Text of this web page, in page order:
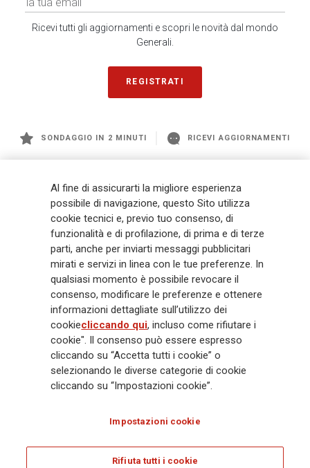
Ricevi tutti gli aggiornamenti e scopri le novità dal mondo
Generali.
REGISTRATI
SONDAGGIO IN 2 MINUTI RICEVI AGGIORNAMENTI
management a livello globale, con premi complessivi pari a € 98,1
miliardi e € 900 miliardi di AUM nel 2025. Fondato nel 1831, con oltre 88
mila dipendenti e 163 mila agenti che servono 75 milioni di clienti, il
Gruppo ha una posizione di leadership in Europa e una presenza
crescente in Asia e America. Al centro della strategia di Generali c'è il suo
impegno Lifetime Partner verso i clienti, realizzato attraverso soluzioni
innovative e personalizzate, un'esperienza cliente di prima classe e le sue
capacità di distribuzione globale digitalizzata. Il Gruppo ha
completamente integrato la sostenibilità in tutte le scelte strategiche, con
l'obiettivo di creare valore per tutti gli stakeholder mentre costruisce una
società più equa e resiliente.
Legal Info Cookie Policy Privacy & GDPR
Al fine di assicurarti la migliore esperienza
possibile di navigazione, questo Sito utilizza
cookie tecnici e, previo tuo consenso, di
funzionalità e di profilazione, di prima e di terze
parti, anche per inviarti messaggi pubblicitari
mirati e servizi in linea con le tue preferenze. In
qualsiasi momento è possibile revocare il
consenso, modificare le preferenze e ottenere
informazioni dettagliate sull’utilizzo dei
cookiecliccando qui, incluso come rifiutare i
cookie". Il consenso può essere espresso
cliccando su “Accetta tutti i cookie” o
selezionando le diverse categorie di cookie
cliccando su “Impostazioni cookie”.
Impostazioni cookie
Rifiuta tutti i cookie